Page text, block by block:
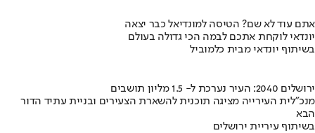
אתם עוד לא שם? הטיסה למונדיאל כבר יצאה
יונדאי לוקחת אתכם לבמה הכי גדולה בעולם
בשיתוף יונדאי מבית כלמוביל
ירושלים 2040: העיר נערכת ל- 1.5 מליון תושבים
מנכ"לית העירייה מציגה תוכנית להשארת הצעירים ובניית עתיד הדור
הבא
בשיתוף עיריית ירושלים